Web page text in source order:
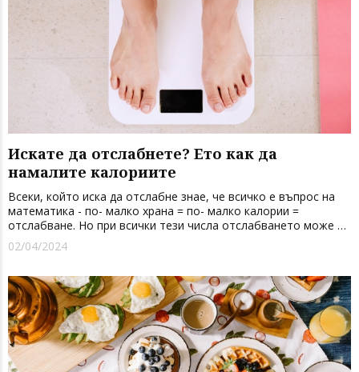
Искате да отслабнете? Ето как да
намалите калориите
Всеки, който иска да отслабне знае, че всичко е въпрос на
математика - по- малко храна = по- малко калории =
отслабване. Но при всички тези числа отслабването може да
бъде доста объркващо и трудно. Не се притеснявайте!
Намаляването на калории е по-лесно, отколкото бихте
02/04/2024